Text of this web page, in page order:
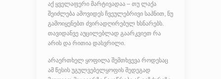
აქ ყველაფერი მარტივადაა – თუ ლაქა
შეიძლება ამოვიდეს ჩვეულებრივი საპნით, ნუ
გამოიყენებთ ძვირადღირებულ ხსნარებს.
თავიდანვე აუცილებლად გაარკვიეთ რა
არის და რითია დასვრილი.
არაერთხელ ყოფილა შემთხვევა როდესაც
ამ წესის უგულვებელყოფის შედეგად